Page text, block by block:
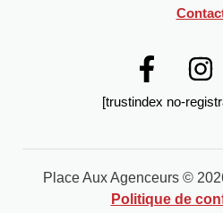
[trustindex no-
Place Aux Agenceurs ©
Politique de